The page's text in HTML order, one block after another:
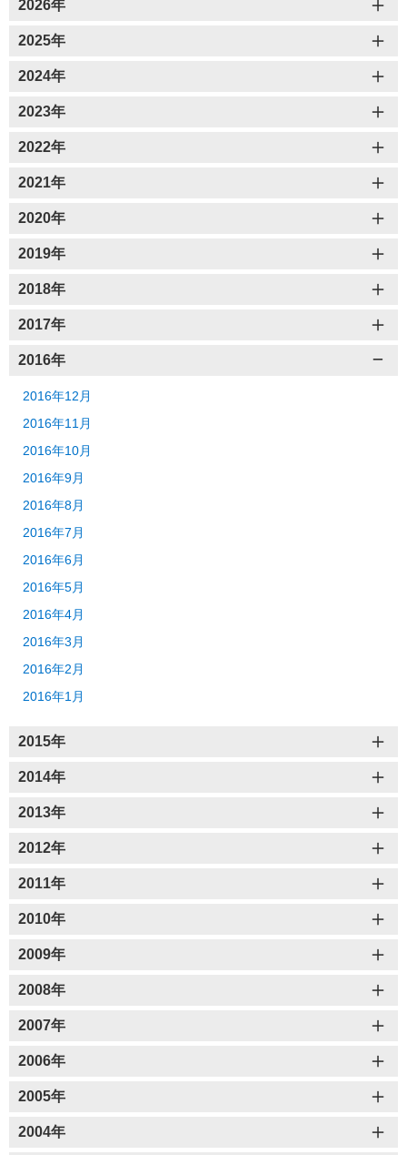
2026年
2025年
2024年
2023年
2022年
2021年
2020年
2019年
2018年
2017年
2016年
2016年12月
2016年11月
2016年10月
2016年9月
2016年8月
2016年7月
2016年6月
2016年5月
2016年4月
2016年3月
2016年2月
2016年1月
2015年
2014年
2013年
2012年
2011年
2010年
2009年
2008年
2007年
2006年
2005年
2004年